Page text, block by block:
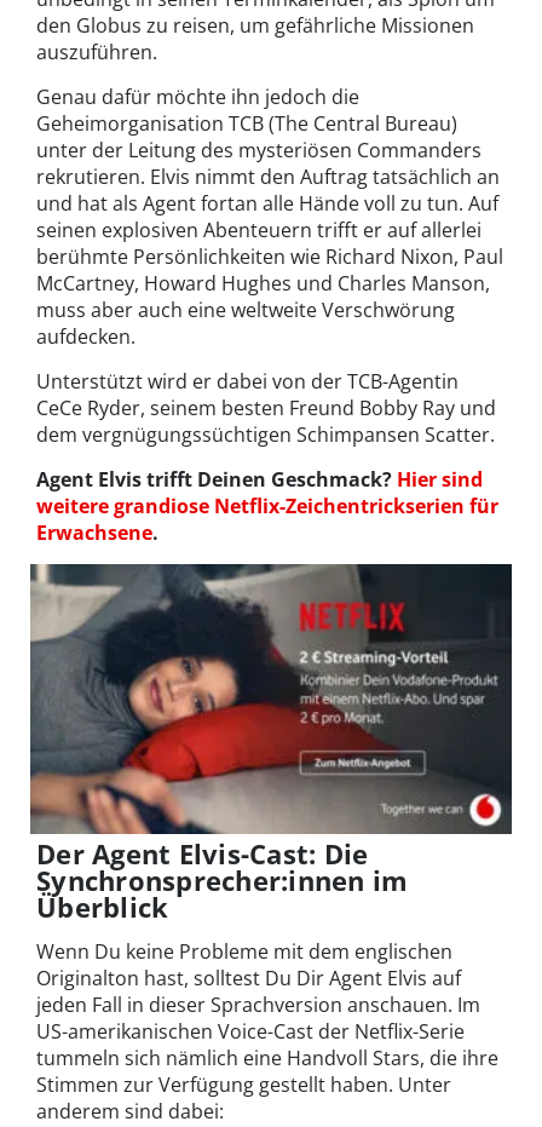
den Globus zu reisen, um gefährliche Missionen
auszuführen.
Genau dafür möchte ihn jedoch die
Geheimorganisation TCB (The Central Bureau)
unter der Leitung des mysteriösen Commanders
rekrutieren. Elvis nimmt den Auftrag tatsächlich an
und hat als Agent fortan alle Hände voll zu tun. Auf
seinen explosiven Abenteuern trifft er auf allerlei
berühmte Persönlichkeiten wie Richard Nixon, Paul
McCartney, Howard Hughes und Charles Manson,
muss aber auch eine weltweite Verschwörung
aufdecken.
Unterstützt wird er dabei von der TCB-Agentin
CeCe Ryder, seinem besten Freund Bobby Ray und
dem vergnügungssüchtigen Schimpansen Scatter.
Agent Elvis trifft Deinen Geschmack? Hier sind
weitere grandiose Netflix-Zeichentrickserien für
Erwachsene.
Der Agent Elvis-Cast: Die
Synchronsprecher:innen im
Überblick
Wenn Du keine Probleme mit dem englischen
Originalton hast, solltest Du Dir Agent Elvis auf
jeden Fall in dieser Sprachversion anschauen. Im
US-amerikanischen Voice-Cast der Netflix-Serie
tummeln sich nämlich eine Handvoll Stars, die ihre
Stimmen zur Verfügung gestellt haben. Unter
anderem sind dabei: